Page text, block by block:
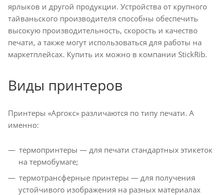
ярлыков и другой продукции. Устройства от крупного
тайваньского производителя способны обеспечить
высокую производительность, скорость и качество
печати, а также могут использоваться для работы на
маркетплейсах. Купить их можно в компании StickRib.
Виды принтеров
Принтеры «Аргокс» различаются по типу печати. А
именно:
термопринтеры — для печати стандартных этикеток
на термобумаге;
термотрансферные принтеры — для получения
устойчивого изображения на разных материалах